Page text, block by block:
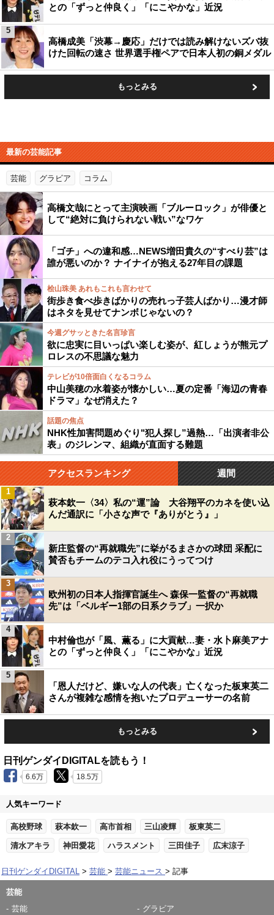
との「ずっと仲良く」「にこやかな」近況
高橋成美「渋幕→慶応」だけでは読み解けないズバ抜
けた回転の速さ 世界選手権ペアで日本人初の銅メダル
5
もっとみる
最新の芸能記事
芸能 グラビア コラム
高橋文哉にとって主演映画「ブルーロック」が俳優と
して“絶対に負けられない戦い”なワケ
「ゴチ」への違和感…NEWS増田貴久の“すべり芸”は
誰が悪いのか？ ナイナイが抱える27年目の課題
桧山珠美 あれもこれも言わせて
街歩き食べ歩きばかりの売れっ子芸人ばかり…漫才師
はネタを見せてナンボじゃないの？
今週グサッときた名言珍言
欲に忠実に目いっぱい楽しむ姿が、紅しょうが熊元プ
ロレスの不思議な魅力
テレビが10倍面白くなるコラム
中山美穂の水着姿が懐かしい…夏の定番「海辺の青春
ドラマ」なぜ消えた？
話題の焦点
NHK性加害問題めぐり"犯人探し”過熱…「出演者非公
表」のジレンマ、組織が直面する難題
アクセスランキング 週間
萩本欽一〈34〉私の“運”論 大谷翔平のカネを使い込
んだ通訳に「小さな声で『ありがとう』」
1
新庄監督の“再就職先”に挙がるまさかの球団 采配に
賛否もチームのテコ入れ役にうってつけ
2
欧州初の日本人指揮官誕生へ 森保一監督の“再就職
先”は「ベルギー1部の日系クラブ」一択か
3
中村倫也が「風、薫る」に大貢献…妻・水卜麻美アナ
との「ずっと仲良く」「にこやかな」近況
4
「恩人だけど、嫌いな人の代表」亡くなった板東英二
さんが複雑な感情を抱いたプロデューサーの名前
5
もっとみる
日刊ゲンダイDIGITALを読もう！
6.6万 18.5万
人気キーワード
高校野球 萩本欽一 高市首相 三山凌輝 板東英二
清水アキラ 神田愛花 ハラスメント 三田佳子 広末涼子
日刊ゲンダイDIGITAL 芸能 芸能ニュース 記事
芸能
芸能
グラビア